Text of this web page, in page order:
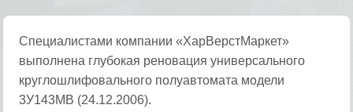
Специалистами компании «ХарВерстМаркет»
выполнена глубокая реновация универсального
круглошлифовального полуавтомата модели
3У143МВ (24.12.2006).